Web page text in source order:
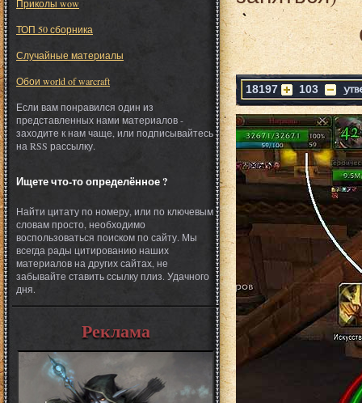
Приколы wow
ТОП 50 сборника
Случайные материалы
Обои world of warcraft
Если вам понравился один из
представленных нами материалов -
заходите к нам чаще, или подписывайтесь
на RSS рассылку.
Ищете что-то определённое ?
Найти цитату по номеру, или по ключевым
словам просто, необходимо
воспользоваться поиском по сайту. Мы
всегда рады цитированию наших
материалов на других сайтах, не
забывайте ставить ссылку плиз. Удачного
дня.
Реклама
18197 103